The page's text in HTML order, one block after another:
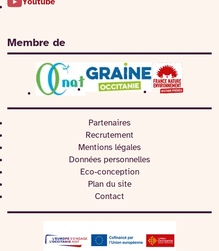
Membre de
Partenaires
Recrutement
Mentions légales
Données personnelles
Eco-conception
Plan du site
Contact